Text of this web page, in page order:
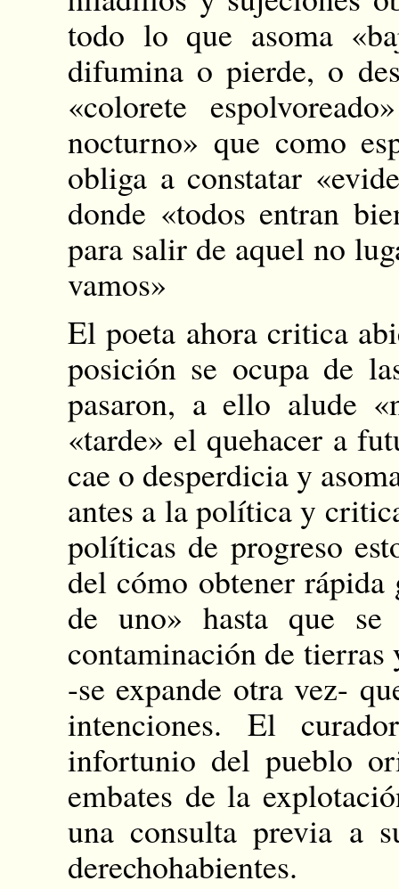
todo lo que asoma
difumina o pierde, o
«colorete
nocturno» que como
obliga a constatar
donde «todos entran
para salir de aquel no
vamos»
El poeta ahora critica
posición se ocupa de
pasaron, a ello alude
«tarde» el quehacer a
cae o desperdicia y
antes a la política y
políticas de progreso
del cómo obtener rápida
de uno» hasta que
contaminación de tierras
-se expande otra vez-
intenciones. El
infortunio del pueblo
embates de la
una consulta previa a
derechohabientes.